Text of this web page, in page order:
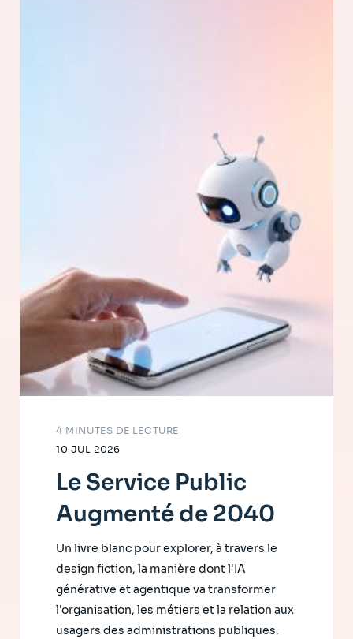
10 JUL 2026
4 MINUTES DE LECTURE
Le Service Public
Augmenté de 2040
Un livre blanc pour explorer, à travers le
design fiction, la manière dont l'IA
générative et agentique va transformer
l'organisation, les métiers et la relation aux
usagers des administrations publiques.